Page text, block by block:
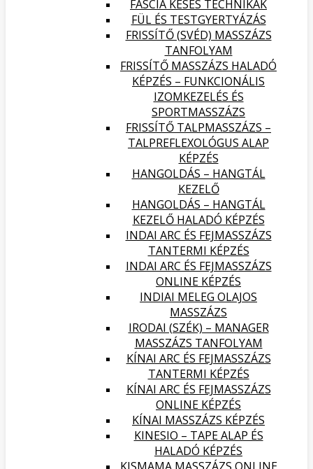
FASCIA KÉSES TECHNIKÁK
FÜL ÉS TESTGYERTYÁZÁS
FRISSÍTŐ (SVÉD) MASSZÁZS
TANFOLYAM
FRISSÍTŐ MASSZÁZS HALADÓ
KÉPZÉS – FUNKCIONÁLIS
IZOMKEZELÉS ÉS
SPORTMASSZÁZS
FRISSÍTŐ TALPMASSZÁZS –
TALPREFLEXOLÓGUS ALAP
KÉPZÉS
HANGOLDÁS – HANGTÁL
KEZELŐ
HANGOLDÁS – HANGTÁL
KEZELŐ HALADÓ KÉPZÉS
INDAI ARC ÉS FEJMASSZÁZS
TANTERMI KÉPZÉS
INDAI ARC ÉS FEJMASSZÁZS
ONLINE KÉPZÉS
INDIAI MELEG OLAJOS
MASSZÁZS
IRODAI (SZÉK) – MANAGER
MASSZÁZS TANFOLYAM
KÍNAI ARC ÉS FEJMASSZÁZS
TANTERMI KÉPZÉS
KÍNAI ARC ÉS FEJMASSZÁZS
ONLINE KÉPZÉS
KÍNAI MASSZÁZS KÉPZÉS
KINESIO – TAPE ALAP ÉS
HALADÓ KÉPZÉS